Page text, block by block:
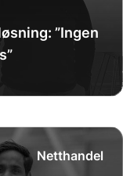
”Ingen
Netthandel